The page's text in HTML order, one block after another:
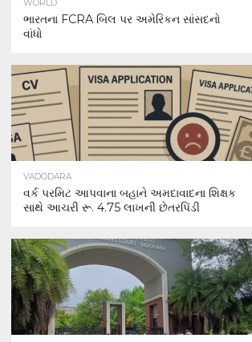
WORLD
ભારતના FCRA બિલ પર અમેરિકન સાંસદનો
વાંધો
VADODARA
વર્ક પરમિટ આપવાના બહાને અમદાવાદના શિક્ષક
સાથે આચરી રૂ. 4.75 લાખની છેતરપિંડી